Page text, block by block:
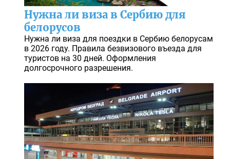
Нужна ли виза в Сербию для
белорусов
Нужна ли виза для поездки в Сербию белорусам
в 2026 году. Правила безвизового въезда для
туристов на 30 дней. Оформления
долгосрочного разрешения.